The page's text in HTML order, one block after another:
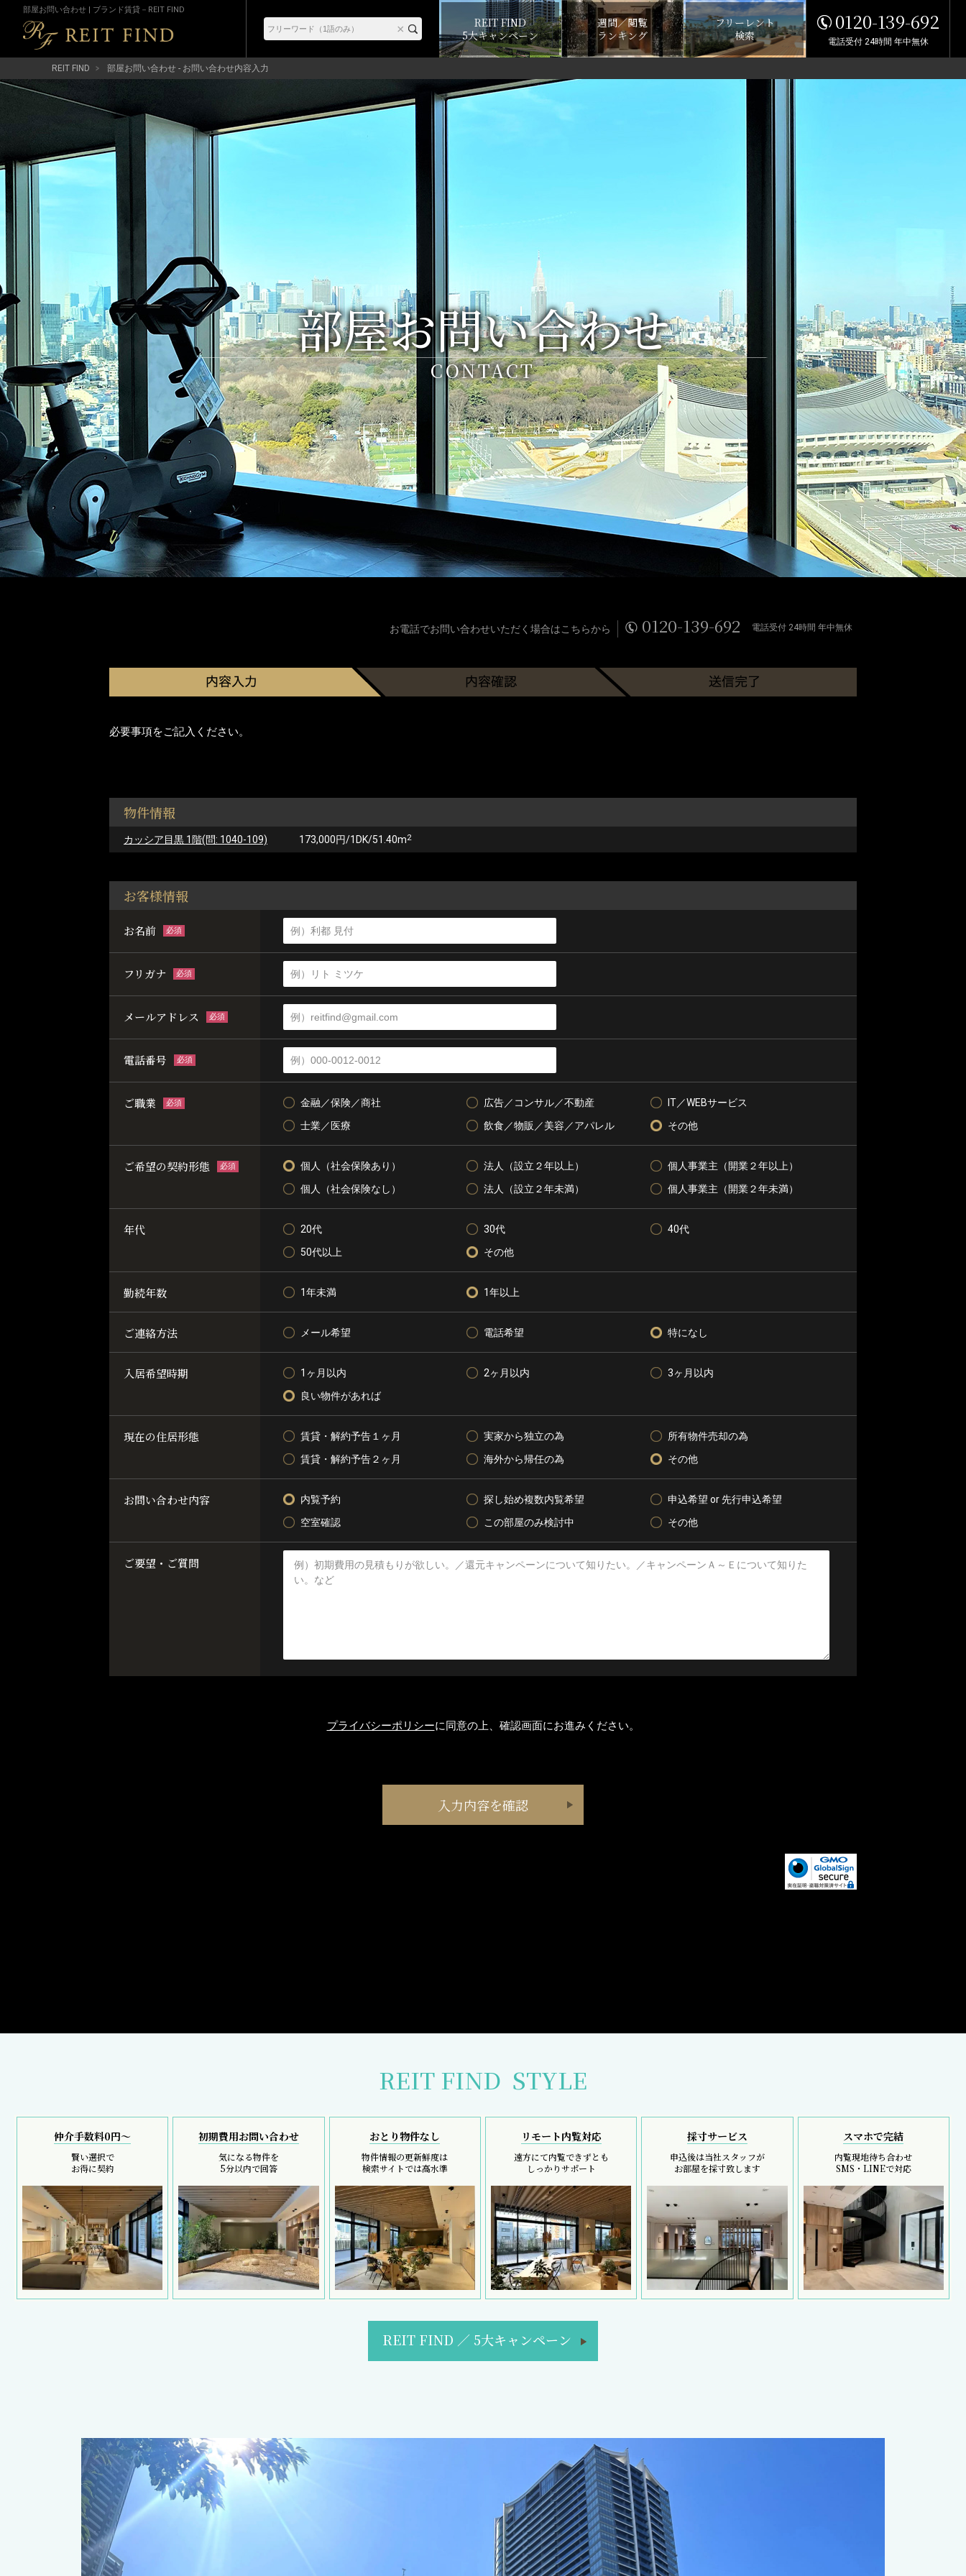
部屋お問い合わせ | ブランド賃貸－REIT FIND
REIT FIND
5大キャンペーン
週間／閲覧
ランキング
フリーレント
検索
0120-139-692
電話受付 24時間 年中無休
REIT FIND 部屋お問い合わせ - お問い合わせ内容入力
部屋お問い合わせ
CONTACT
お電話でお問い合わせいただく場合はこちらから 0120-139-692 電話受付 24時間 年中無休
必要事項をご記入ください。
物件情報
カッシア目黒 1階(問: 1040-109) 173,000円/1DK/51.40m2
お客様情報
お名前 必須
フリガナ 必須
メールアドレス 必須
電話番号 必須
ご職業 必須 金融／保険／商社 広告／コンサル／不動産
IT／WEBサービス
士業／医療
飲食／物販／美容／アパレル その他
ご希望の契約形態 必須 個人（社会保険あり） 法人（設立２年以上）
個人事業主（開業２年以上）
個人（社会保険なし）
法人（設立２年未満） 個人事業主（開業２年未満）
年代 20代 30代
40代
50代以上
その他
勤続年数 1年未満 1年以上
ご連絡方法 メール希望 電話希望 特になし
入居希望時期 1ヶ月以内 2ヶ月以内
3ヶ月以内
良い物件があれば
現在の住居形態 賃貸・解約予告１ヶ月 実家から独立の為
所有物件売却の為
賃貸・解約予告２ヶ月
海外から帰任の為 その他
お問い合わせ内容 内覧予約 探し始め複数内覧希望
申込希望 or 先行申込希望
空室確認
この部屋のみ検討中 その他
ご要望・ご質問
プライバシーポリシーに同意の上、確認画面にお進みください。
REIT FIND STYLE
仲介手数料0円～
賢い選択で
お得に契約
初期費用お問い合わせ
気になる物件を
5分以内で回答
おとり物件なし
物件情報の更新鮮度は
検索サイトでは高水準
リモート内覧対応
遠方にて内覧できずとも
しっかりサポート
採寸サービス
申込後は当社スタッフが
お部屋を採寸致します
スマホで完結
内覧現地待ち合わせ
SMS・LINEで対応
REIT FIND ／ 5大キャンペーン